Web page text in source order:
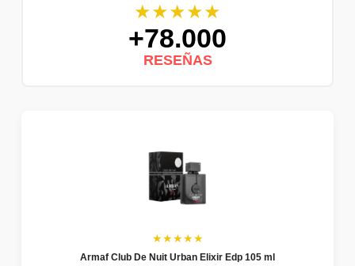
★★★★★
+78.000
RESEÑAS
★★★★★
Armaf Club De Nuit Urban Elixir Edp 105 ml